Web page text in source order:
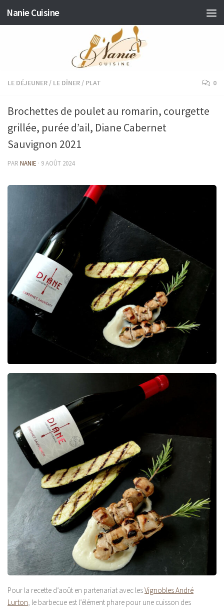
Skip to content
Nanie Cuisine
LE DÉJEUNER / LE DÎNER / PLAT 0
Brochettes de poulet au romarin, courgette
grillée, purée d’ail, Diane Cabernet
Sauvignon 2021
PAR NANIE · 9 AOÛT 2024
Pour la recette d’août en partenariat avec lesVignobles André
Lurton, le barbecue est l’élément phare pour une cuisson des